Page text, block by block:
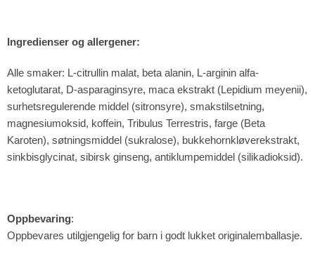
Ingredienser og allergener:
Alle smaker: L-citrullin malat, beta alanin, L-arginin alfa-
ketoglutarat, D-asparaginsyre, maca ekstrakt (Lepidium meyenii),
surhetsregulerende middel (sitronsyre), smakstilsetning,
magnesiumoksid, koffein, Tribulus Terrestris, farge (Beta
Karoten), søtningsmiddel (sukralose), bukkehornkløverekstrakt,
sinkbisglycinat, sibirsk ginseng, antiklumpemiddel (silikadioksid).
Oppbevaring:
Oppbevares utilgjengelig for barn i godt lukket originalemballasje.